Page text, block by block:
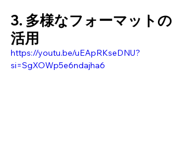
3. 多様なフォーマットの
活用
https://youtu.be/uEApRKseDNU?
si=SgXOWp5e6ndajha6